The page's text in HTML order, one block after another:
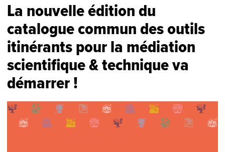
La nouvelle édition du
catalogue commun des outils
itinérants pour la médiation
scientifique & technique va
démarrer !